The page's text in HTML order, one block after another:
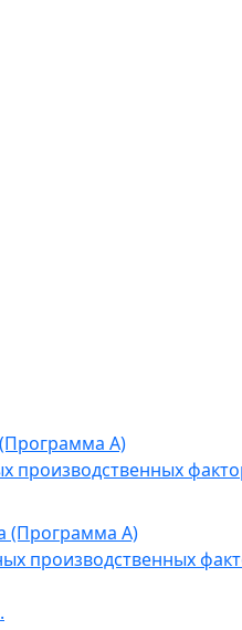
А)
(Программа А)
производственных